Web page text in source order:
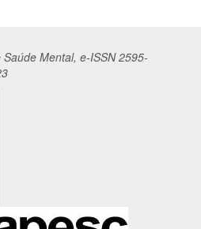
Saúde Mental, e-ISSN 2595-